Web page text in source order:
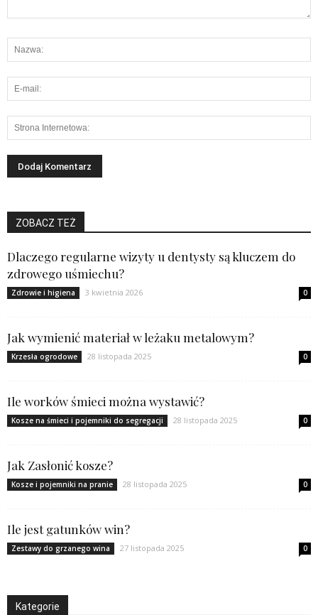
ZOBACZ TEŻ
Dlaczego regularne wizyty u dentysty są kluczem do
zdrowego uśmiechu?
Zdrowie i higiena 3 kwietnia 2026 0
Jak wymienić materiał w leżaku metalowym?
Krzesła ogrodowe 28 listopada 2025 0
Ile worków śmieci można wystawić?
Kosze na śmieci i pojemniki do segregacji 28 listopada 2025 0
Jak Zasłonić kosze?
Kosze i pojemniki na pranie 28 listopada 2025 0
Ile jest gatunków win?
Zestawy do grzanego wina 27 listopada 2025 0
Kategorie